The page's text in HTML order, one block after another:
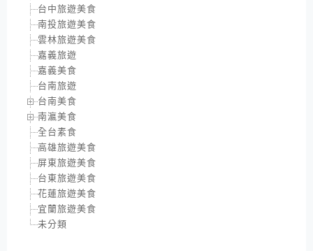
台中旅遊美食
南投旅遊美食
雲林旅遊美食
嘉義旅遊
嘉義美食
台南旅遊
台南美食
南瀛美食
全台素食
高雄旅遊美食
屏東旅遊美食
台東旅遊美食
花蓮旅遊美食
宜蘭旅遊美食
未分類